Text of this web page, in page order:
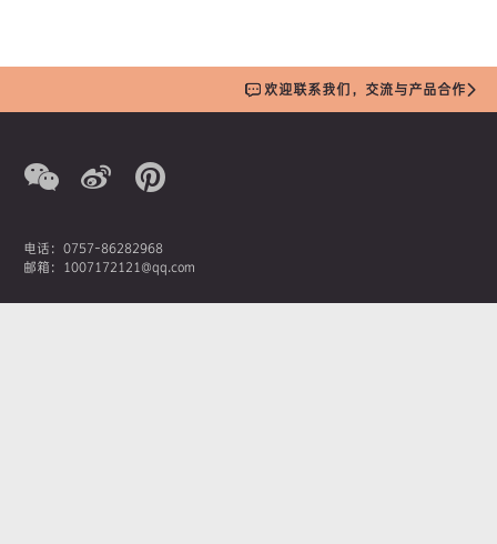
欢迎联系我们，交流与产品合作
电话：0757-86282968
邮箱：1007172121@qq.com